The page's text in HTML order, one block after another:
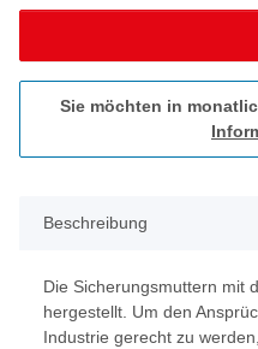
Sie möchten in
Beschreibung
Die Sicherungsmuttern mit
hergestellt. Um den
Industrie gerecht zu